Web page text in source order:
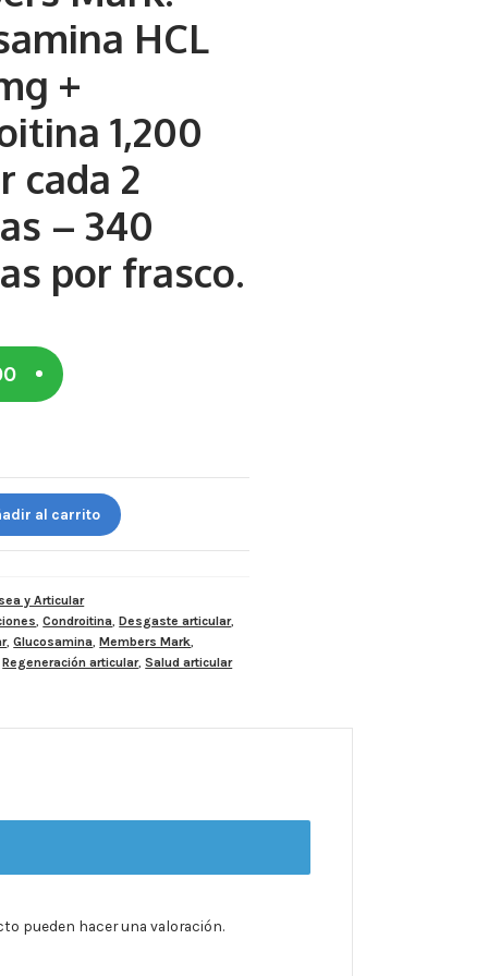
HCL
+
1,200
cada 2
– 340
por frasco.
al carrito
y Articular
,Condroitina ,Desgaste articular,
,Glucosamina ,Members Mark
Regeneración articular,Salud articular
pueden hacer una valoración.